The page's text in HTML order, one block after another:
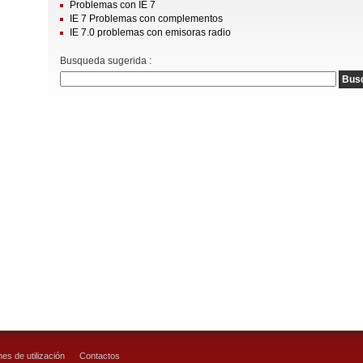
Problemas con IE 7
IE 7 Problemas con complementos
IE 7.0 problemas con emisoras radio
Busqueda sugerida :
de utilización Contactos